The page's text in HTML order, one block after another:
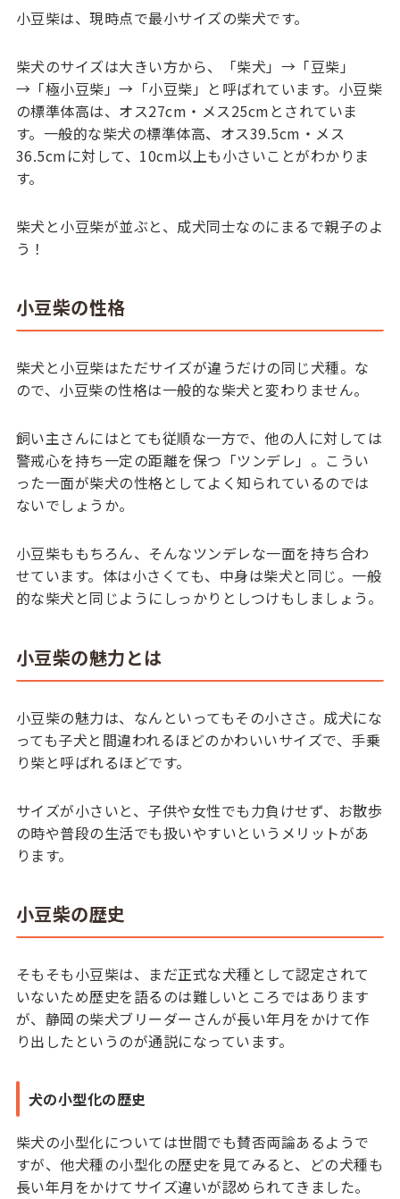
小豆柴は、現時点で最小サイズの柴犬です。
柴犬のサイズは大きい方から、「柴犬」→「豆柴」
→「極小豆柴」→「小豆柴」と呼ばれています。小豆柴
の標準体高は、オス27cm・メス25cmとされていま
す。一般的な柴犬の標準体高、オス39.5cm・メス
36.5cmに対して、10cm以上も小さいことがわかりま
す。
柴犬と小豆柴が並ぶと、成犬同士なのにまるで親子のよ
う！
小豆柴の性格
柴犬と小豆柴はただサイズが違うだけの同じ犬種。な
ので、小豆柴の性格は一般的な柴犬と変わりません。
飼い主さんにはとても従順な一方で、他の人に対しては
警戒心を持ち一定の距離を保つ「ツンデレ」。こうい
った一面が柴犬の性格としてよく知られているのでは
ないでしょうか。
小豆柴ももちろん、そんなツンデレな一面を持ち合わ
せています。体は小さくても、中身は柴犬と同じ。一般
的な柴犬と同じようにしっかりとしつけもしましょう。
小豆柴の魅力とは
小豆柴の魅力は、なんといってもその小ささ。成犬にな
っても子犬と間違われるほどのかわいいサイズで、手乗
り柴と呼ばれるほどです。
サイズが小さいと、子供や女性でも力負けせず、お散歩
の時や普段の生活でも扱いやすいというメリットがあ
ります。
小豆柴の歴史
そもそも小豆柴は、まだ正式な犬種として認定されて
いないため歴史を語るのは難しいところではあります
が、静岡の柴犬ブリーダーさんが長い年月をかけて作
り出したというのが通説になっています。
犬の小型化の歴史
柴犬の小型化については世間でも賛否両論あるようで
すが、他犬種の小型化の歴史を見てみると、どの犬種も
長い年月をかけてサイズ違いが認められてきました。